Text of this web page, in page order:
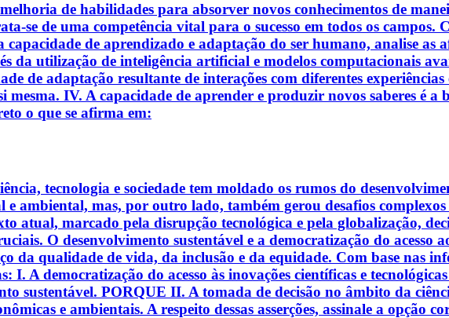
de habilidades para absorver novos conhecimentos de
se de uma competência vital para o sucesso em todos os
capacidade de aprendizado e adaptação do ser humano, analise
da utilização de inteligência artificial e modelos computacionais
de adaptação resultante de interações com diferentes
mesma. IV. A capacidade de aprender e produzir novos saberes é a
o que se afirma em:
tecnologia e sociedade tem moldado os rumos do
ambiental, mas, por outro lado, também gerou desafios complexos
atual, marcado pela disrupção tecnológica e pela globalização,
O desenvolvimento sustentável e a democratização do acesso
da qualidade de vida, da inclusão e da equidade. Com base nas
I. A democratização do acesso às inovações científicas e
sustentável. PORQUE II. A tomada de decisão no âmbito da
e ambientais. A respeito dessas asserções, assinale a opção